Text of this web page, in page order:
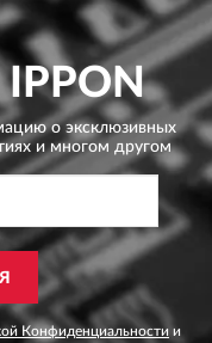
IPPON
о эксклюзивных
и многом другом
Конфиденциальности и